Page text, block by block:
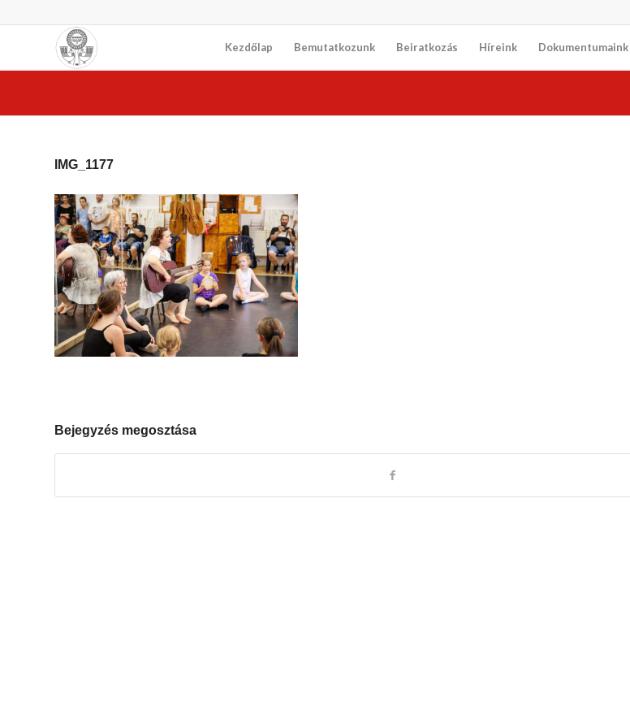
Kezdőlap Bemutatkozunk Beiratkozás Híreink Dokumentumaink
IMG_1177
Bejegyzés megosztása